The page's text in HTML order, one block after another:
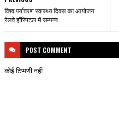
विश्व पर्यावरण स्वास्थ्य दिवस का आयोजन
रेलवे हॉस्पिटल में सम्पन्न
POST COMMENT
कोई टिप्पणी नहीं